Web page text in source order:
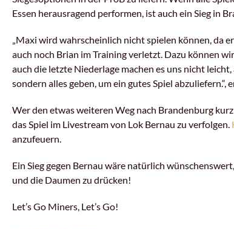
Essen herausragend performen, ist auch ein Sieg in
„Maxi wird wahrscheinlich nicht spielen können, da
auch noch Brian im Training verletzt. Dazu können
auch die letzte Niederlage machen es uns nicht
sondern alles geben, um ein gutes Spiel abzuliefern.“,
Wer den etwas weiteren Weg nach Brandenburg
das Spiel im Livestream von Lok Bernau zu verfolgen.
anzufeuern.
Ein Sieg gegen Bernau wäre natürlich
und die Daumen zu drücken!
Let’s Go Miners, Let’s Go!